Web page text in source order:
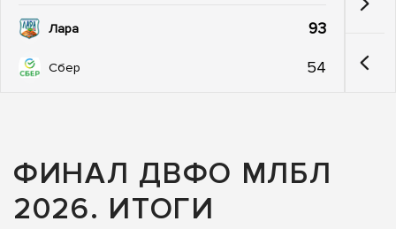
Лара 93
Сбер 54
ФИНАЛ ДВФО МЛБЛ
2026. ИТОГИ